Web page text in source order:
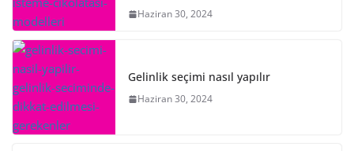
Haziran 30, 2024
Gelinlik seçimi nasıl yapılır
Haziran 30, 2024